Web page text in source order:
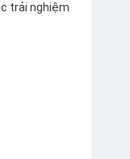
trải nghiệm